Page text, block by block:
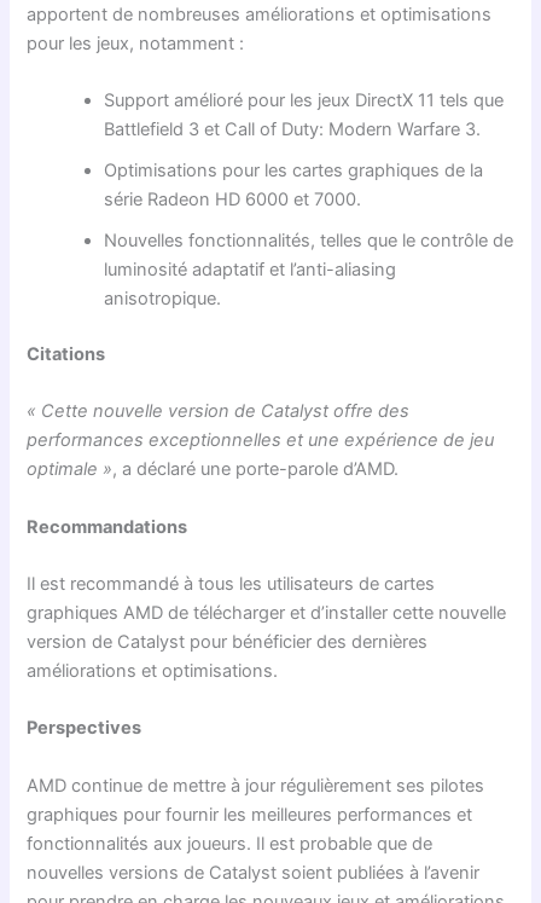
apportent de nombreuses améliorations et optimisations
pour les jeux, notamment :
Support amélioré pour les jeux DirectX 11 tels que
Battlefield 3 et Call of Duty: Modern Warfare 3.
Optimisations pour les cartes graphiques de la
série Radeon HD 6000 et 7000.
Nouvelles fonctionnalités, telles que le contrôle de
luminosité adaptatif et l’anti-aliasing
anisotropique.
Citations
« Cette nouvelle version de Catalyst offre des
performances exceptionnelles et une expérience de jeu
optimale », a déclaré une porte-parole d’AMD.
Recommandations
Il est recommandé à tous les utilisateurs de cartes
graphiques AMD de télécharger et d’installer cette nouvelle
version de Catalyst pour bénéficier des dernières
améliorations et optimisations.
Perspectives
AMD continue de mettre à jour régulièrement ses pilotes
graphiques pour fournir les meilleures performances et
fonctionnalités aux joueurs. Il est probable que de
nouvelles versions de Catalyst soient publiées à l’avenir